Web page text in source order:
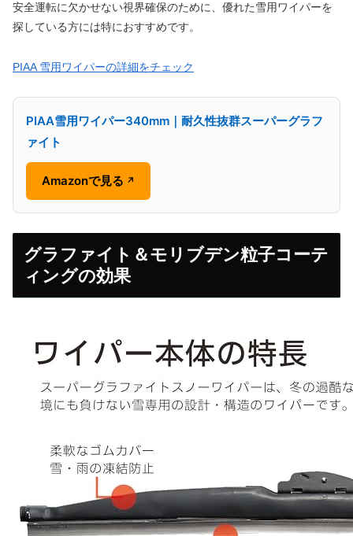
安全運転に欠かせない視界確保のために、優れた雪用ワイパーを
探している方には特におすすめです。
PIAA 雪用ワイパーの詳細をチェック
PIAA雪用ワイパー340mm｜耐久性抜群スーパーグラフ
ァイト
Amazonで見る ↗
グラファイト＆モリブデン粒子コーテ
ィングの効果